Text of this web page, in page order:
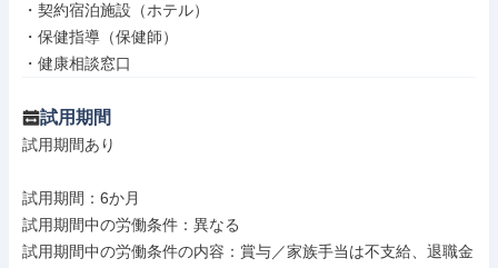
・契約宿泊施設（ホテル）
・保健指導（保健師）
・健康相談窓口
試用期間
試用期間あり
試用期間：6か月
試用期間中の労働条件：異なる
試用期間中の労働条件の内容：賞与／家族手当は不支給、退職金